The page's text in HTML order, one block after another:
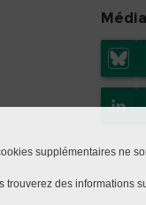
supplémentaires ne
des informations